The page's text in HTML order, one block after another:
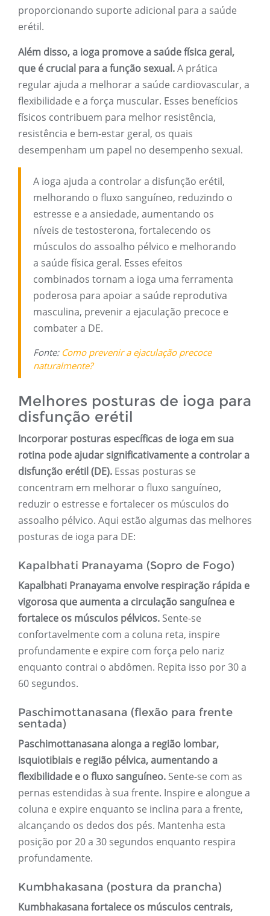
proporcionando suporte adicional para a saúde
erétil.
Além disso, a ioga promove a saúde física geral,
que é crucial para a função sexual.A prática
regular ajuda a melhorar a saúde cardiovascular, a
flexibilidade e a força muscular. Esses benefícios
físicos contribuem para melhor resistência,
resistência e bem-estar geral, os quais
desempenham um papel no desempenho sexual.
A ioga ajuda a controlar a disfunção erétil,
melhorando o fluxo sanguíneo, reduzindo o
estresse e a ansiedade, aumentando os
níveis de testosterona, fortalecendo os
músculos do assoalho pélvico e melhorando
a saúde física geral. Esses efeitos
combinados tornam a ioga uma ferramenta
poderosa para apoiar a saúde reprodutiva
masculina, prevenir a ejaculação precoce e
combater a DE.
Fonte: Como prevenir a ejaculação precoce
naturalmente?
Melhores posturas de ioga para
disfunção erétil
Incorporar posturas específicas de ioga em sua
rotina pode ajudar significativamente a controlar a
disfunção erétil (DE). Essas posturas se
concentram em melhorar o fluxo sanguíneo,
reduzir o estresse e fortalecer os músculos do
assoalho pélvico. Aqui estão algumas das melhores
posturas de ioga para DE:
Kapalbhati Pranayama (Sopro de Fogo)
Kapalbhati Pranayama envolve respiração rápida e
vigorosa que aumenta a circulação sanguínea e
fortalece os músculos pélvicos. Sente-se
confortavelmente com a coluna reta, inspire
profundamente e expire com força pelo nariz
enquanto contrai o abdômen. Repita isso por 30 a
60 segundos.
Paschimottanasana (flexão para frente
sentada)
Paschimottanasana alonga a região lombar,
isquiotibiais e região pélvica, aumentando a
flexibilidade e o fluxo sanguíneo. Sente-se com as
pernas estendidas à sua frente. Inspire e alongue a
coluna e expire enquanto se inclina para a frente,
alcançando os dedos dos pés. Mantenha esta
posição por 20 a 30 segundos enquanto respira
profundamente.
Kumbhakasana (postura da prancha)
Kumbhakasana fortalece os músculos centrais,